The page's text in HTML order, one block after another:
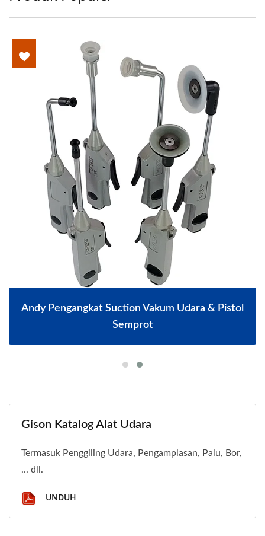
Andy Pengangkat Suction Vakum Udara & Pistol
Semprot
Gison Katalog Alat Udara
Termasuk Penggiling Udara, Pengamplasan, Palu, Bor,
... dll.
UNDUH